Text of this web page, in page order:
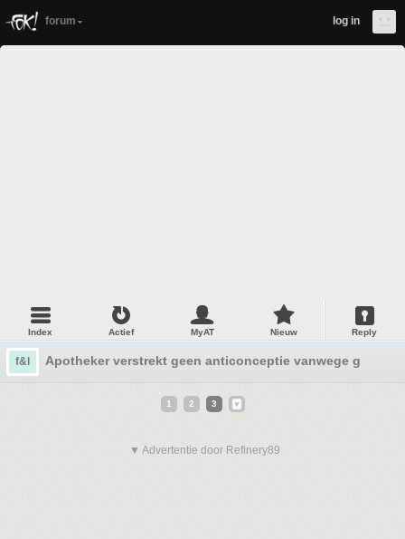
forum log in
Index Actief MyAT Nieuw Reply
f&l Apotheker verstrekt geen anticonceptie vanwege
1 2 3
▼ Advertentie door Refinery89